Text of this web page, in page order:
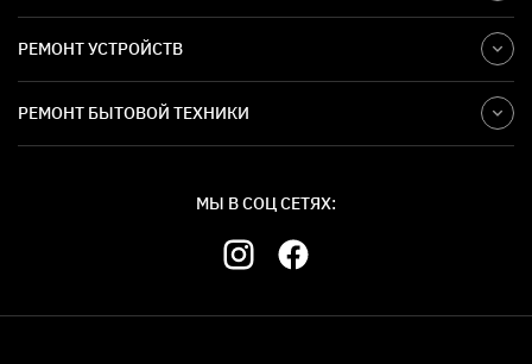
РЕМОНТ УСТРОЙСТВ
РЕМОНТ БЫТОВОЙ ТЕХНИКИ
МЫ В СОЦ СЕТЯХ: